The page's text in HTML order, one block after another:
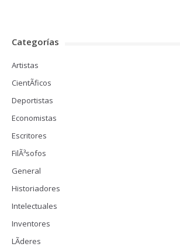
Categorías
Artistas
CientÃ­ficos
Deportistas
Economistas
Escritores
FilÃ³sofos
General
Historiadores
Intelectuales
Inventores
LÃ­deres